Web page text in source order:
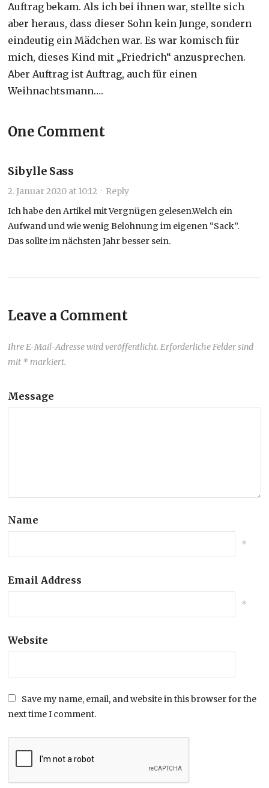
Auftrag bekam. Als ich bei ihnen war, stellte sich
aber heraus, dass dieser Sohn kein Junge, sondern
eindeutig ein Mädchen war. Es war komisch für
mich, dieses Kind mit „Friedrich“ anzusprechen.
Aber Auftrag ist Auftrag, auch für einen
Weihnachtsmann….
One Comment
Sibylle Sass
2. Januar 2020 at 10:12 · Reply
Ich habe den Artikel mit Vergnügen gelesen.Welch ein
Aufwand und wie wenig Belohnung im eigenen “Sack”.
Das sollte im nächsten Jahr besser sein.
Leave a Comment
Ihre E-Mail-Adresse wird veröffentlicht. Erforderliche Felder sind
mit * markiert.
Message
Name
*
Email Address
*
Website
Save my name, email, and website in this browser for the
next time I comment.